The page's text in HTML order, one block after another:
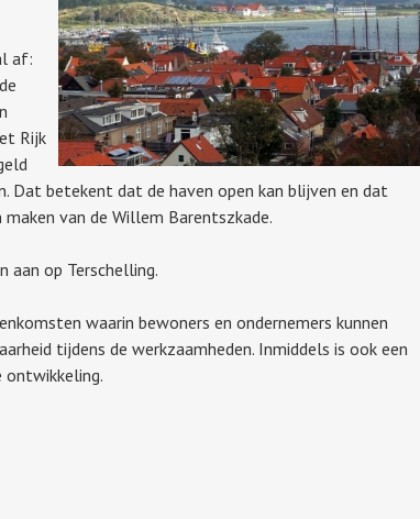
af:
Rijk
Dat betekent dat de haven open kan blijven en dat
van de Willem Barentszkade.
aan op Terschelling.
waarin bewoners en ondernemers kunnen
tijdens de werkzaamheden. Inmiddels is ook een
ontwikkeling.